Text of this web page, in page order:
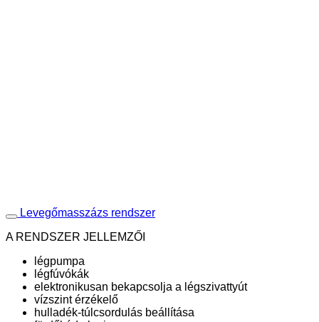
Levegőmasszázs rendszer
A RENDSZER JELLEMZŐI
légpumpa
légfúvókák
elektronikusan bekapcsolja a légszivattyút
vízszint érzékelő
hulladék-túlcsordulás beállítása